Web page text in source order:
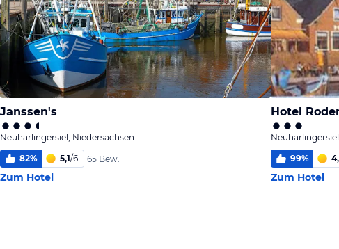
Janssen's
Neuharlingersiel, Niedersachsen
82% 5,1/6 65 Bew.
Zum Hotel
Hotel
99%
Zum Hotel